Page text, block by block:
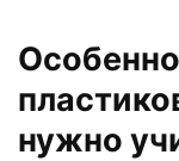
нужно